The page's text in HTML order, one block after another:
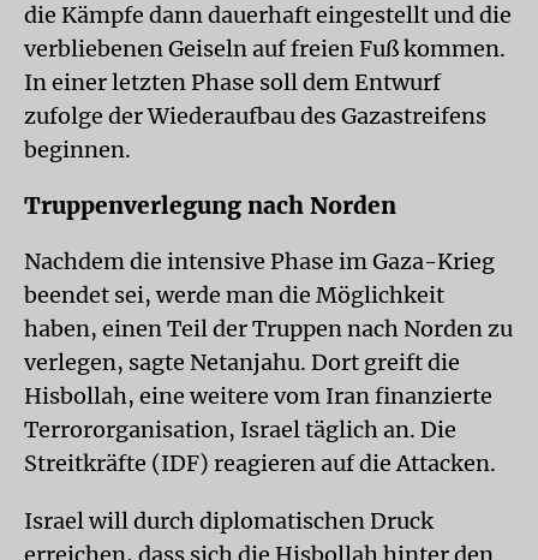
die Kämpfe dann dauerhaft eingestellt und die
verbliebenen Geiseln auf freien Fuß kommen.
In einer letzten Phase soll dem Entwurf
zufolge der Wiederaufbau des Gazastreifens
beginnen.
Truppenverlegung nach Norden
Nachdem die intensive Phase im Gaza-Krieg
beendet sei, werde man die Möglichkeit
haben, einen Teil der Truppen nach Norden zu
verlegen, sagte Netanjahu. Dort greift die
Hisbollah, eine weitere vom Iran finanzierte
Terrororganisation, Israel täglich an. Die
Streitkräfte (IDF) reagieren auf die Attacken.
Israel will durch diplomatischen Druck